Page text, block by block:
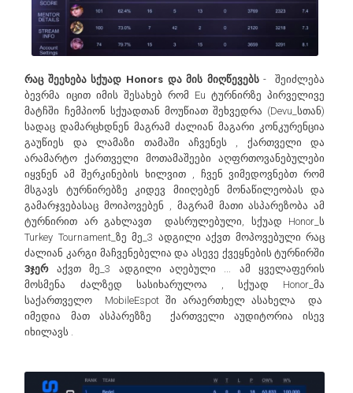
რაც შეეხება სქუად Honors და მის მიღწევებს- შეიძლება
ბევრმა იცით იმის შესახებ რომ Eu ტურნირზე პირველივე
მატჩში ჩემპიონ სქუადთან მოუწიათ შეხვედრა (Devu_სთან)
სადაც დამარცხდნენ მაგრამ ძალიან მაგარი კონკურენცია
გაუწიეს და ლამაზი თამაში აჩვენეს , ქართველი და
არამარტო ქართველი მოთამაშეები აღფრთოვანებულები
იყვნენ ამ შერკინების ხილვით , ჩვენ ვიმედოვნებთ რომ
მსგავს ტურნირებზე კიდევ მიიღებენ მონაწილეობას და
გამარჯვებასაც მოიპოვებენ , მაგრამ მათი ასპარეზობა ამ
ტურნირით არ გახლავთ დასრულებული, სქუად Honor_ს
Turkey Tournament_ზე მე_3 ადგილი აქვთ მოპოვებული რაც
ძალიან კარგი მაჩვენებელია და ასევე ქვეყნების ტურნირში
3ჯერაქვთ მე_3 ადგილი აღებული ... ამ ყველაფერის
მოსმენა ძალზედ სასიხარულოა , სქუად Honor_მა
საქართველო MobileEspot ში არაერთხელ ასახელა და
იმედია მათ ასპარეზზე ქართველი აუდიტორია ისევ
იხილავს .